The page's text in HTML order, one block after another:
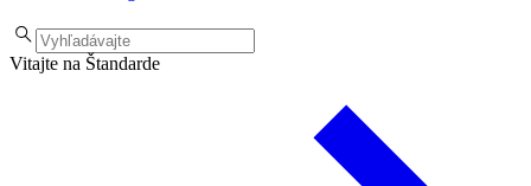
Vitajte na Štandarde